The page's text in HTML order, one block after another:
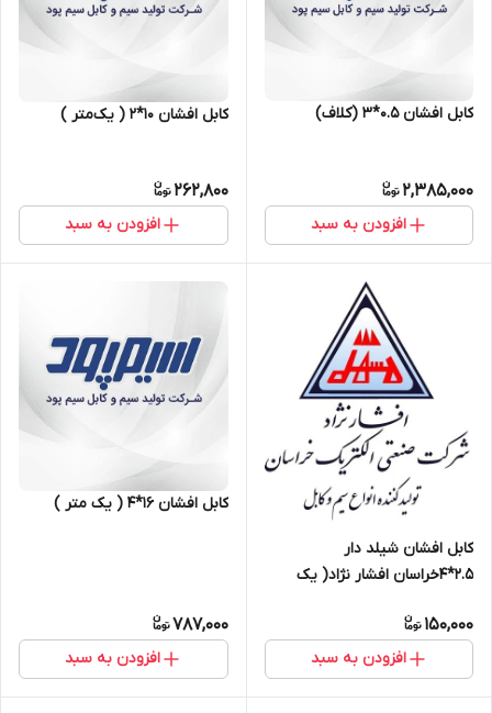
کابل افشان ۰.۵*۳ (کلاف)
2,385,000
افزودن به سبد
کابل افشان ۱۰*۲ ( یک‌متر )
262,800
افزودن به سبد
کابل افشان شیلد دار
2.5*4خراسان افشار نژاد( یک
150,000
افزودن به سبد
کابل افشان ۱۶*۴ ( یک متر )
787,000
افزودن به سبد